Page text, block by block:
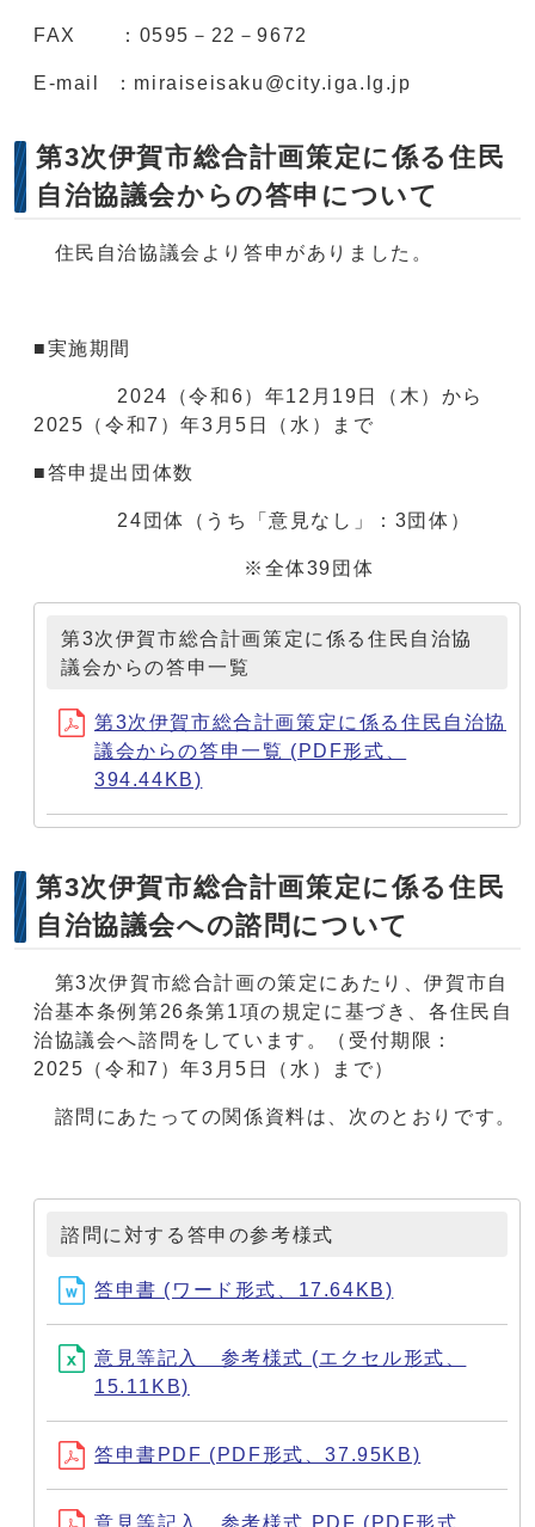
FAX ：0595－22－9672
E-mail ：miraiseisaku@city.iga.lg.jp
第3次伊賀市総合計画策定に係る住民
自治協議会からの答申について
住民自治協議会より答申がありました。
■実施期間
2024（令和6）年12月19日（木）から
2025（令和7）年3月5日（水）まで
■答申提出団体数
24団体（うち「意見なし」：3団体）
※全体39団体
第3次伊賀市総合計画策定に係る住民自治協
議会からの答申一覧
第3次伊賀市総合計画策定に係る住民自治協
議会からの答申一覧 (PDF形式、
394.44KB)
第3次伊賀市総合計画策定に係る住民
自治協議会への諮問について
第3次伊賀市総合計画の策定にあたり、伊賀市自
治基本条例第26条第1項の規定に基づき、各住民自
治協議会へ諮問をしています。（受付期限：
2025（令和7）年3月5日（水）まで）
諮問にあたっての関係資料は、次のとおりです。
諮問に対する答申の参考様式
答申書 (ワード形式、17.64KB)
意見等記入 参考様式 (エクセル形式、
15.11KB)
答申書PDF (PDF形式、37.95KB)